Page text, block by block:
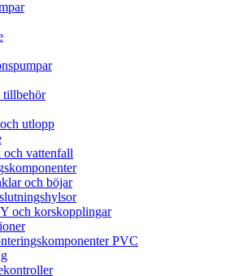
tillbehör
utlopp
och vattenfall
och böjar
och korskopplingar
PVC